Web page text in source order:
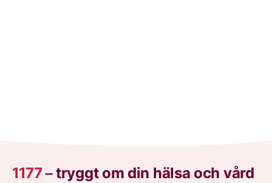
1177–tryggt om din hälsa och vård